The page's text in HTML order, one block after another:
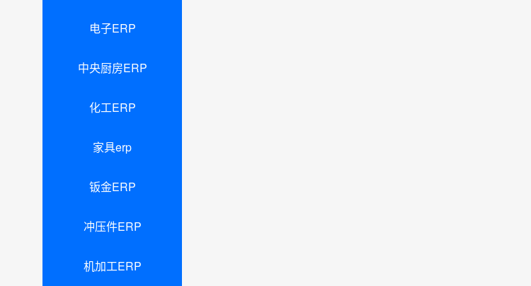
电子ERP
中央厨房ERP
化工ERP
家具erp
钣金ERP
冲压件ERP
机加工ERP